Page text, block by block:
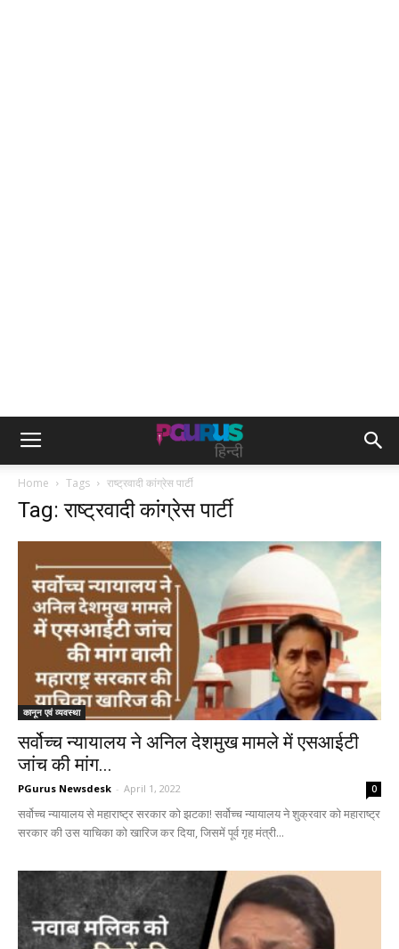
Home Tags राष्ट्रवादी कांग्रेस पार्टी
Tag: राष्ट्रवादी कांग्रेस पार्टी
कानून एवं व्यवस्था
सर्वोच्च न्यायालय ने अनिल देशमुख मामले में एसआईटी
जांच की मांग...
PGurus Newsdesk - April 1, 2022 0
सर्वोच्च न्यायालय से महाराष्ट्र सरकार को झटका! सर्वोच्च न्यायालय ने शुक्रवार को महाराष्ट्र
सरकार की उस याचिका को खारिज कर दिया, जिसमें पूर्व गृह मंत्री...